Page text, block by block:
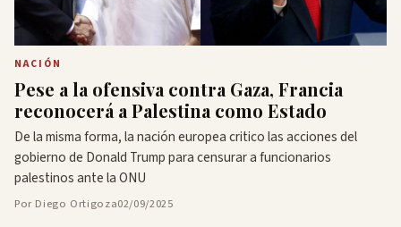
NACIÓN
Pese a la ofensiva contra Gaza, Francia
reconocerá a Palestina como Estado
De la misma forma, la nación europea critico las acciones del
gobierno de Donald Trump para censurar a funcionarios
palestinos ante la ONU
Por Diego Ortigoza02/09/2025